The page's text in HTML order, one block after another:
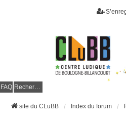
FAQ Rechercher
site du CLuBB Index du forum